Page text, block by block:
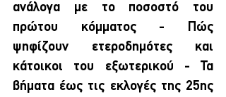
ανάλογα με το ποσοστό του
πρώτου κόμματος - Πώς
ψηφίζουν ετεροδημότες και
κάτοικοι του εξωτερικού - Τα
βήματα έως τις εκλογές της 25ης